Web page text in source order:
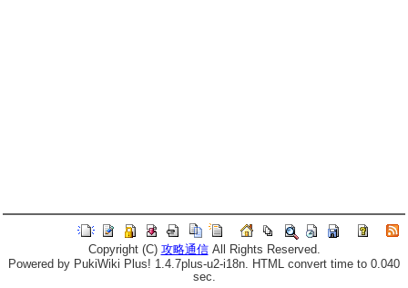
Copyright (C) 攻略通信All Rights Reserved.
Powered by PukiWiki Plus! 1.4.7plus-u2-i18n. HTML convert time to 0.040
sec.